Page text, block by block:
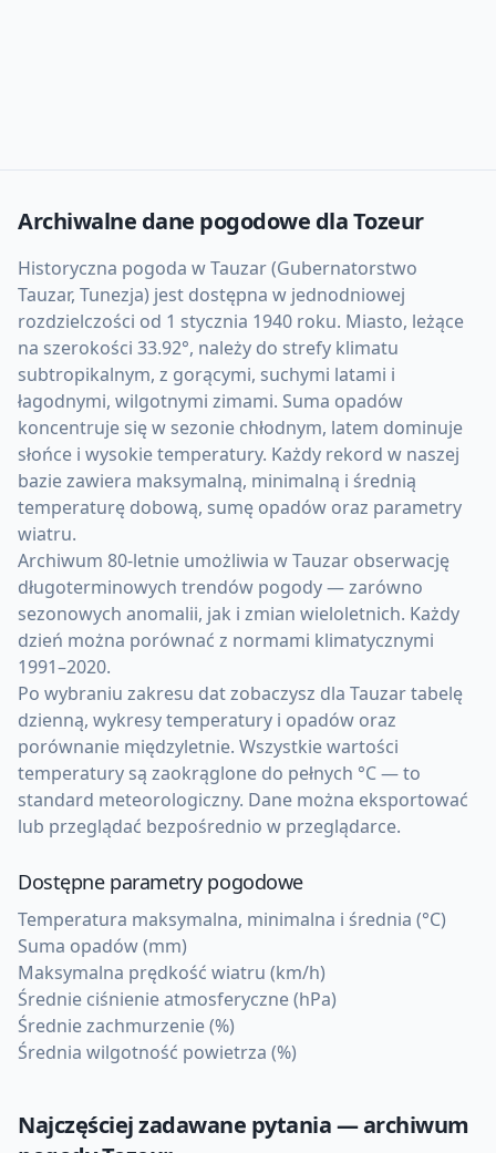
Archiwalne dane pogodowe dlaTozeur
Historyczna pogoda w Tauzar (Gubernatorstwo
Tauzar, Tunezja) jest dostępna w jednodniowej
rozdzielczości od 1 stycznia 1940 roku. Miasto, leżące
na szerokości 33.92°, należy do strefy klimatu
subtropikalnym, z gorącymi, suchymi latami i
łagodnymi, wilgotnymi zimami. Suma opadów
koncentruje się w sezonie chłodnym, latem dominuje
słońce i wysokie temperatury. Każdy rekord w naszej
bazie zawiera maksymalną, minimalną i średnią
temperaturę dobową, sumę opadów oraz parametry
wiatru.
Archiwum 80-letnie umożliwia w Tauzar obserwację
długoterminowych trendów pogody — zarówno
sezonowych anomalii, jak i zmian wieloletnich. Każdy
dzień można porównać z normami klimatycznymi
1991–2020.
Po wybraniu zakresu dat zobaczysz dla Tauzar tabelę
dzienną, wykresy temperatury i opadów oraz
porównanie międzyletnie. Wszystkie wartości
temperatury są zaokrąglone do pełnych °C — to
standard meteorologiczny. Dane można eksportować
lub przeglądać bezpośrednio w przeglądarce.
Dostępne parametry pogodowe
Temperatura maksymalna, minimalna i średnia (°C)
Suma opadów (mm)
Maksymalna prędkość wiatru (km/h)
Średnie ciśnienie atmosferyczne (hPa)
Średnie zachmurzenie (%)
Średnia wilgotność powietrza (%)
Najczęściej zadawane pytania — archiwum